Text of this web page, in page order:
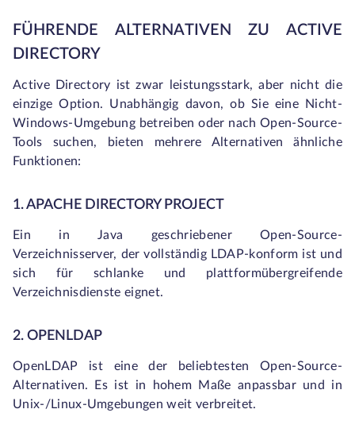
FÜHRENDE ALTERNATIVEN ZU ACTIVE
DIRECTORY
Active Directory ist zwar leistungsstark, aber nicht die
einzige Option. Unabhängig davon, ob Sie eine Nicht-
Windows-Umgebung betreiben oder nach Open-Source-
Tools suchen, bieten mehrere Alternativen ähnliche
Funktionen:
1. APACHE DIRECTORY PROJECT
Ein in Java geschriebener Open-Source-
Verzeichnisserver, der vollständig LDAP-konform ist und
sich für schlanke und plattformübergreifende
Verzeichnisdienste eignet.
2. OPENLDAP
OpenLDAP ist eine der beliebtesten Open-Source-
Alternativen. Es ist in hohem Maße anpassbar und in
Unix-/Linux-Umgebungen weit verbreitet.